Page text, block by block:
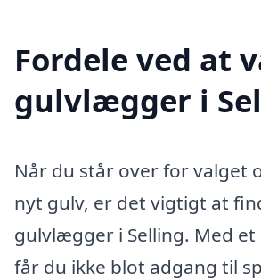
Fordele ved at
gulvlægger i
Når du står over for valget
nyt gulv, er det vigtigt at
gulvlægger i Selling. Med
får du ikke blot adgang til